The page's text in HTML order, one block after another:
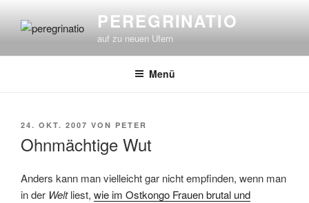
Inhalt
PEREGRINATIO
auf zu neuen Ufern
Menü
VERÖFFENTLICHT
24. OKT. 2007 VON PETER
Ohnmächtige Wut
Anders kann man vielleicht gar nicht empfinden, wenn man
in der Weltliest, wie im Ostkongo Frauen brutal und